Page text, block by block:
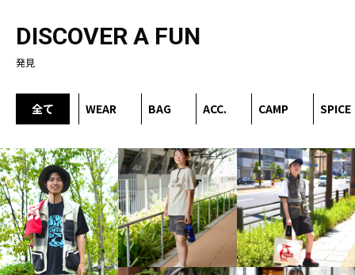
DISCOVER A FUN
発見
全て WEAR BAG ACC. CAMP SPICE